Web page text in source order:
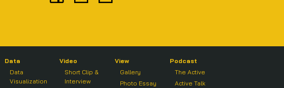
Data
Data
Visualization
Video
Short Clip &
Interview
View
Gallery
Photo Essay
Podcast
The Active
Active Talk